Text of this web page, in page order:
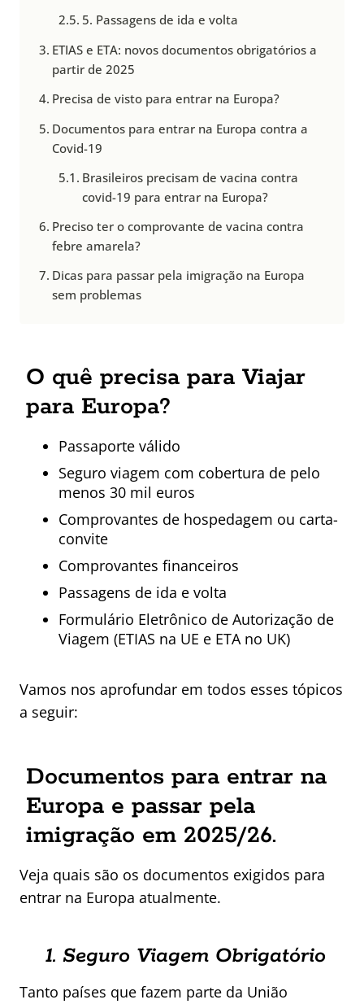
5. Passagens de ida e volta
ETIAS e ETA: novos documentos obrigatórios a
partir de 2025
Precisa de visto para entrar na Europa?
Documentos para entrar na Europa contra a
Covid-19
Brasileiros precisam de vacina contra
covid-19 para entrar na Europa?
Preciso ter o comprovante de vacina contra
febre amarela?
Dicas para passar pela imigração na Europa
sem problemas
O quê precisa para Viajar
para Europa?
Passaporte válido
Seguro viagem com cobertura de pelo
menos 30 mil euros
Comprovantes de hospedagem ou carta-
convite
Comprovantes financeiros
Passagens de ida e volta
Formulário Eletrônico de Autorização de
Viagem (ETIAS na UE e ETA no UK)
Vamos nos aprofundar em todos esses tópicos
a seguir:
Documentos para entrar na
Europa e passar pela
imigração em 2025/26.
Veja quais são os documentos exigidos para
entrar na Europa atualmente.
1. Seguro Viagem Obrigatório
Tanto países que fazem parte da União